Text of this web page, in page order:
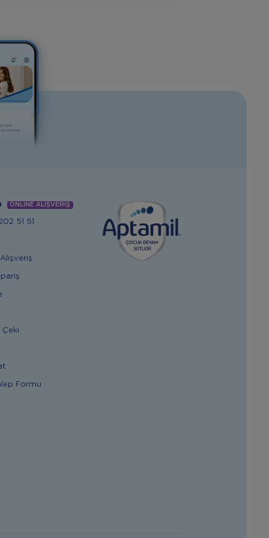
ONLİNE ALIŞVERİŞ
51 51
Çeki
Formu